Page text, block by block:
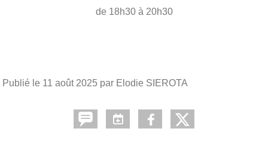
de 18h30 à 20h30
Publié le 11 août 2025 par Elodie SIEROTA